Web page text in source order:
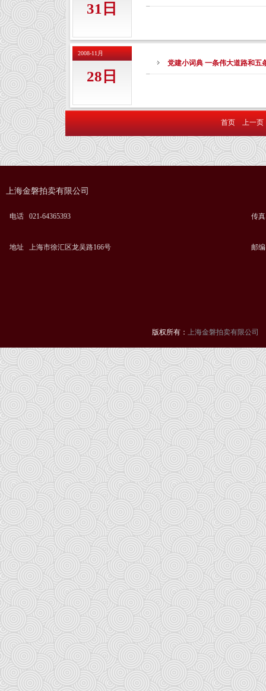
31日
2008-11月
28日
党建小词典 一条伟大道路和五
首页 上一页
上海金磐拍卖有限公司
电话 021-64365393
地址 上海市徐汇区龙吴路166号
传
邮
版权所有： 上海金磐拍卖有限公司